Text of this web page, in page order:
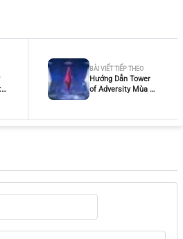
BÀI VIẾT TIẾP THEO
Hướng Dẫn Tower
of Adversity Mùa 28
Wuthering Waves –
180s và Phần